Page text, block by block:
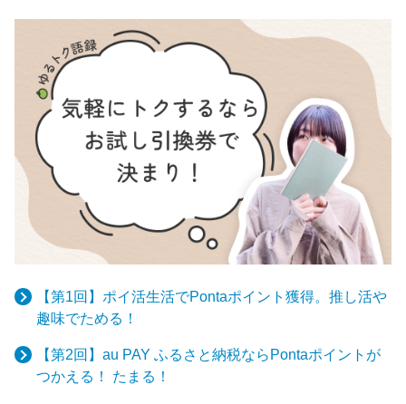
【第1回】ポイ活生活でPontaポイント獲得。推し活や
趣味でためる！
【第2回】au PAY ふるさと納税ならPontaポイントが
つかえる！ たまる！